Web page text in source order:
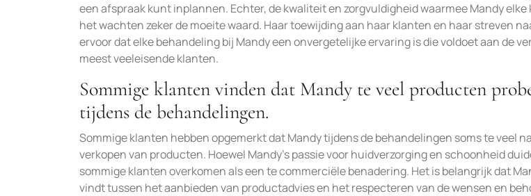
een afspraak kunt inplannen. Echter, de kwaliteit en zorgvuldigheid waarmee Mandy
het wachten zeker de moeite waard. Haar toewijding aan haar klanten en haar streven
ervoor dat elke behandeling bij Mandy een onvergetelijke ervaring is die voldoet aan de
meest veeleisende klanten.
Sommige klanten vinden dat Mandy te veel producten
tijdens de behandelingen.
Sommige klanten hebben opgemerkt dat Mandy tijdens de behandelingen soms te veel
verkopen van producten. Hoewel Mandy’s passie voor huidverzorging en schoonheid
sommige klanten overkomen als een te commerciële benadering. Het is belangrijk dat
vindt tussen het aanbieden van productadvies en het respecteren van de wensen en